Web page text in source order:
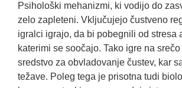
Psihološki mehanizmi, ki vodijo do
zelo zapleteni. Vključujejo čustveno
igralci igrajo, da bi pobegnili od stresa
katerimi se soočajo. Tako igre na
sredstvo za obvladovanje čustev, kar
težave. Poleg tega je prisotna tudi